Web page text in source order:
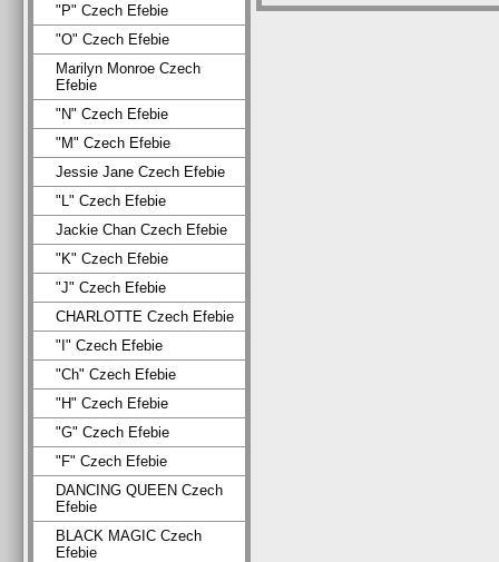
"P" Czech Efebie
"O" Czech Efebie
Marilyn Monroe Czech
Efebie
"N" Czech Efebie
"M" Czech Efebie
Jessie Jane Czech Efebie
"L" Czech Efebie
Jackie Chan Czech Efebie
"K" Czech Efebie
"J" Czech Efebie
CHARLOTTE Czech Efebie
"I" Czech Efebie
"Ch" Czech Efebie
"H" Czech Efebie
"G" Czech Efebie
"F" Czech Efebie
DANCING QUEEN Czech
Efebie
BLACK MAGIC Czech
Efebie